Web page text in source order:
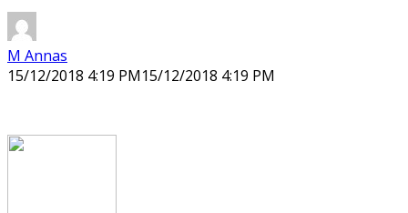
M Annas
15/12/2018 4:19 PM15/12/2018 4:19 PM